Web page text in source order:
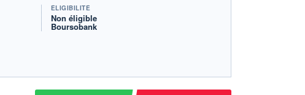
ÉLIGIBILITÉ
Non éligible
Boursobank